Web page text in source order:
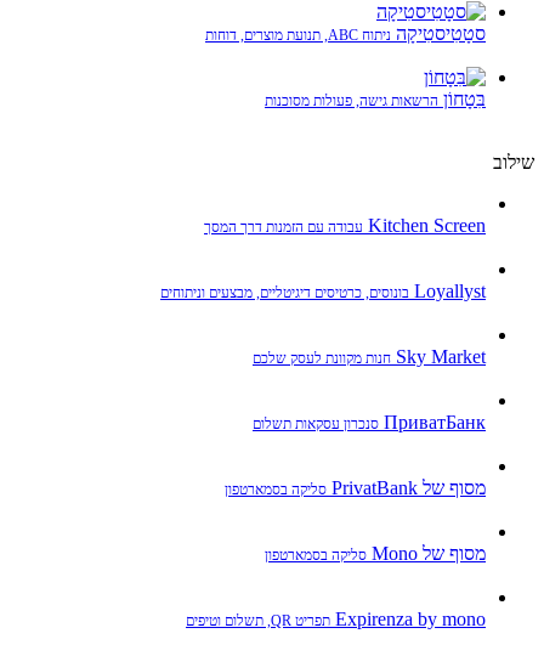
סטָטִיסטִיקָה ניתוח ABC, תנועת מוצרים, דוחות
בִּטָחוֹן הרשאות גישה, פעולות מסוכנות
שילוב
Kitchen Screen עבודה עם הזמנות דרך המסך
Loyallyst בונוסים, כרטיסים דיגיטליים, מבצעים וניתוחים
Sky Market חנות מקוונת לעסק שלכם
ПриватБанк סנכרון עסקאות תשלום
מסוף של PrivatBank סליקה בסמארטפון
מסוף של Mono סליקה בסמארטפון
Expirenza by mono תפריט QR, תשלום וטיפים